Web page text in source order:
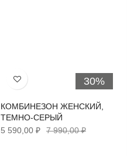
30%
Хочу!
КОМБИНЕЗОН ЖЕНСКИЙ,
ТЕМНО-СЕРЫЙ
5 590,00 ₽
7 990,00 ₽